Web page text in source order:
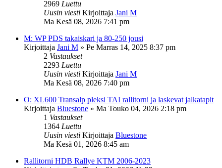
2969 Luettu
Uusin viesti Kirjoittaja Jani M
Ma Kesä 08, 2026 7:41 pm
M: WP PDS takaiskari ja 80-250 jousi
Kirjoittaja Jani M » Pe Marras 14, 2025 8:37 pm
2 Vastaukset
2293 Luettu
Uusin viesti Kirjoittaja Jani M
Ma Kesä 08, 2026 7:40 pm
O: XL600 Transalp pleksi TAI rallitorni ja laskevat jalkatapit
Kirjoittaja Bluestone » Ma Touko 04, 2026 2:18 pm
1 Vastaukset
1364 Luettu
Uusin viesti Kirjoittaja Bluestone
Ma Kesä 01, 2026 8:45 am
Rallitorni HDB Rallye KTM 2006-2023